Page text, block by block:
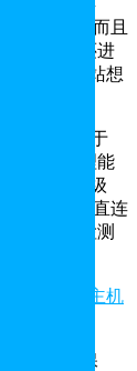
问速度。而且
还进
用户搭建网站想
存储，相较于
的数据处理能
短到微秒级
仅接入CN2直连
秒的ping检测
美国主机
运行时间保